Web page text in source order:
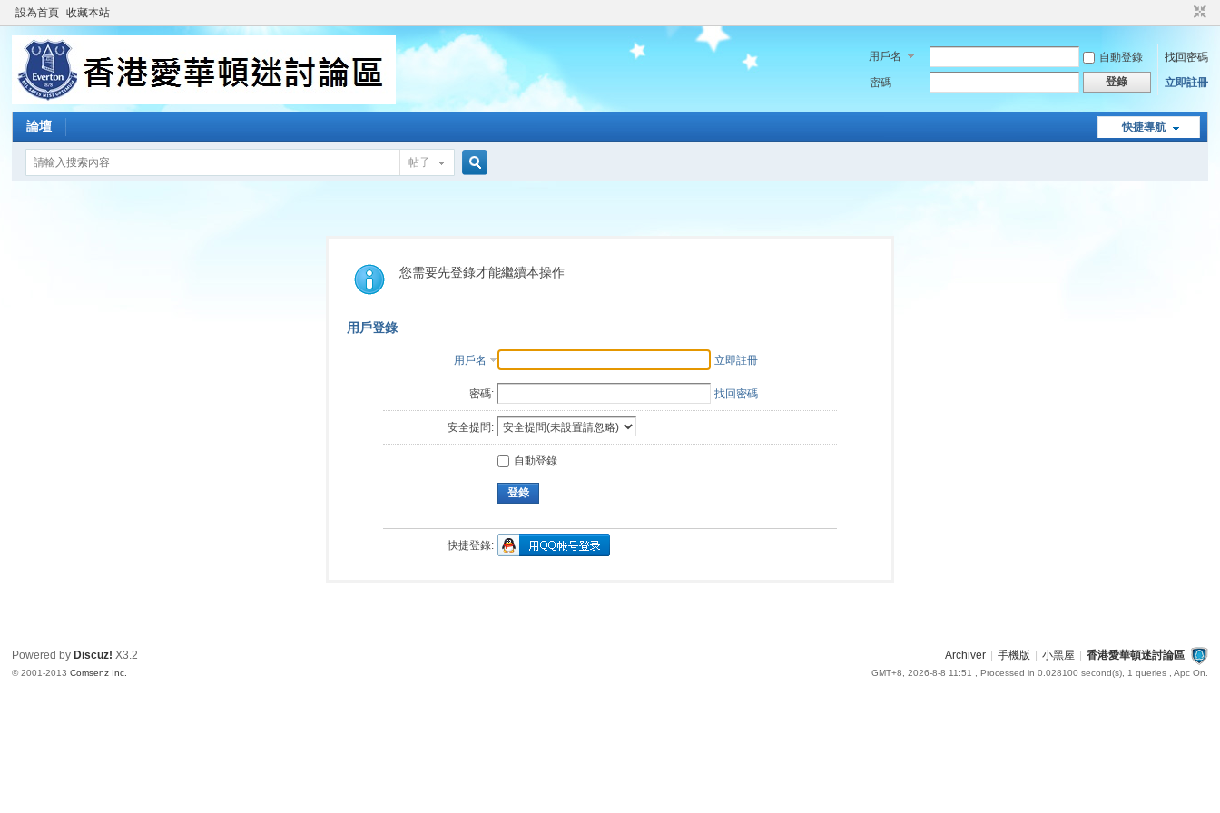
設為首頁 收藏本站
用戶名 自動登錄
找回密碼
密碼
登錄 立即註冊
快捷導航
論壇
帖子
索
您需要先登錄才能繼續本操作
用戶登錄
用戶名 立即註冊
密碼: 找回密碼
安全提問:
自動登錄
登錄
快捷登錄:
Archiver 手機版 小黑屋 香港愛華頓迷討論區
GMT+8, 2026-8-8 11:51 , Processed in 0.028100 second(s), 1 queries , Apc On.
Powered by Discuz! X3.2
© 2001-2013Comsenz Inc.